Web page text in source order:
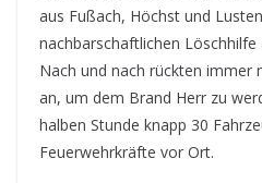
aus Fußach, Höchst und
nachbarschaftlichen Löschhilfe
Nach und nach rückten immer
an, um dem Brand Herr zu
halben Stunde knapp 30
Feuerwehrkräfte vor Ort.